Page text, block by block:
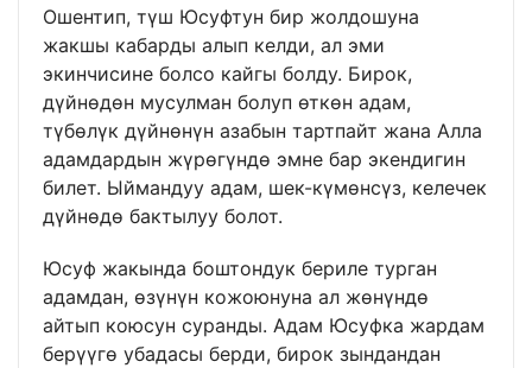
Ошентип, түш Юсуфтун бир жолдошуна
жакшы кабарды алып келди, ал эми
экинчисине болсо кайгы болду. Бирок,
дүйнөдөн мусулман болуп өткөн адам,
түбөлүк дүйнөнүн азабын тартпайт жана Алла
адамдардын жүрөгүндө эмне бар экендигин
билет. Ыймандуу адам, шек-күмөнсүз, келечек
дүйнөдө бактылуу болот.
Юсуф жакында боштондук бериле турган
адамдан, өзүнүн кожоюнуна ал жөнүндө
айтып коюсун суранды. Адам Юсуфка жардам
берүүгө убадасы берди, бирок зындандан